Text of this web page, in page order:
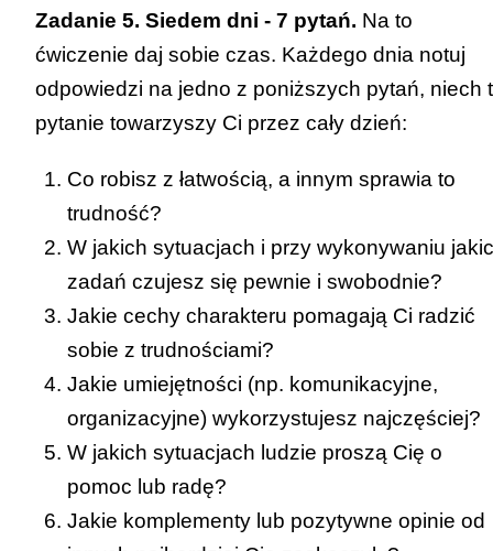
Zadanie 5. Siedem dni - 7 pytań. Na to
ćwiczenie daj sobie czas. Każdego dnia notuj
odpowiedzi na jedno z poniższych pytań, niech
pytanie towarzyszy Ci przez cały dzień:
Co robisz z łatwością, a innym sprawia to
trudność?
W jakich sytuacjach i przy wykonywaniu
zadań czujesz się pewnie i swobodnie?
Jakie cechy charakteru pomagają Ci radzić
sobie z trudnościami?
Jakie umiejętności (np. komunikacyjne,
organizacyjne) wykorzystujesz najczęściej?
W jakich sytuacjach ludzie proszą Cię o
pomoc lub radę?
Jakie komplementy lub pozytywne opinie od